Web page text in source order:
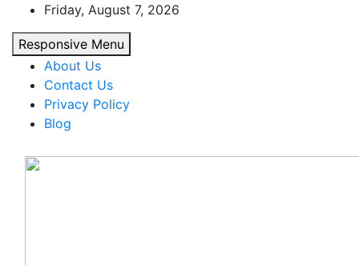
content
Friday, August 7, 2026
Responsive Menu
About Us
Contact Us
Privacy Policy
Blog